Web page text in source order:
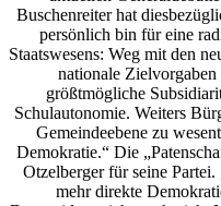
Buschenreiter hat
persönlich bin für eine
Staatswesens: Weg mit den
nationale
größtmögliche
Schulautonomie. Weiters
Gemeindeebene zu
Demokratie.“ Die
Otzelberger für seine
mehr direkte